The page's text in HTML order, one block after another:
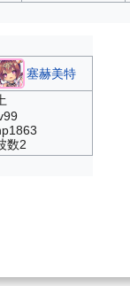
塞赫美特
数2